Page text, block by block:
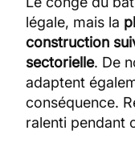
légale, mais la
construction
sectorielle. De
adaptent
conséquence.
ralenti pendant